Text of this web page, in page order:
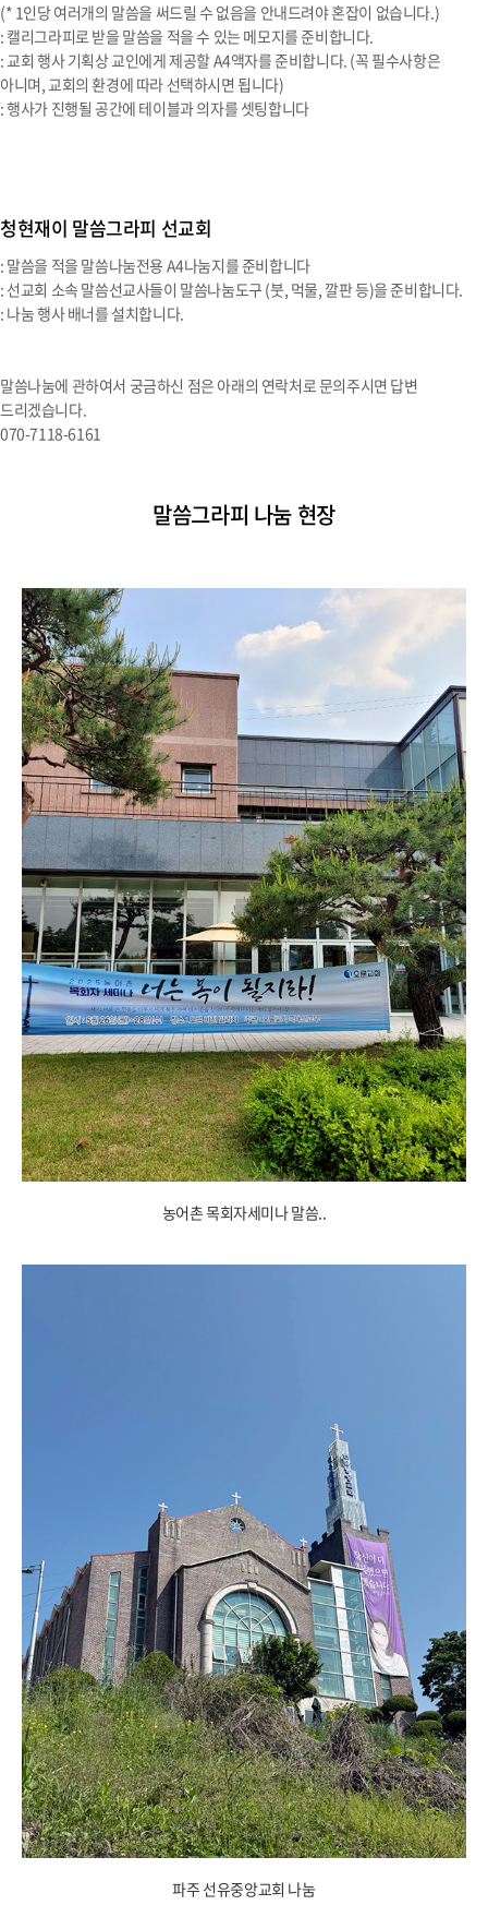
(* 1인당 여러개의 말씀을 써드릴 수 없음을 안내드려야 혼잡이 없습니다.)
: 캘리그라피로 받을 말씀을 적을 수 있는 메모지를 준비합니다.
: 교회 행사 기획상 교인에게 제공할 A4액자를 준비합니다. (꼭 필수사항은
아니며, 교회의 환경에 따라 선택하시면 됩니다)
: 행사가 진행될 공간에 테이블과 의자를 셋팅합니다
청현재이 말씀그라피 선교회
: 말씀을 적을 말씀나눔전용 A4나눔지를 준비합니다
: 선교회 소속 말씀선교사들이 말씀나눔도구 (붓, 먹물, 깔판 등)을 준비합니다.
: 나눔 행사 배너를 설치합니다.
말씀나눔에 관하여서 궁금하신 점은 아래의 연락처로 문의주시면 답변
드리겠습니다.
070-7118-6161
말씀그라피 나눔 현장
농어촌 목회자세미나 말씀..
파주 선유중앙교회 나눔